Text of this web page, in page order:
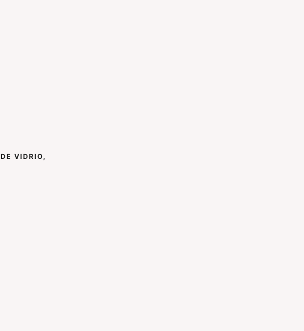
DE VIDRIO,